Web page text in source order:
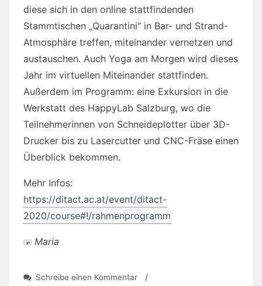
diese sich in den online stattfindenden
Stammtischen „Quarantini“ in Bar- und Strand-
Atmosphäre treffen, miteinander vernetzen und
austauschen. Auch Yoga am Morgen wird dieses
Jahr im virtuellen Miteinander stattfinden.
Außerdem im Programm: eine Exkursion in die
Werkstatt des HappyLab Salzburg, wo die
Teilnehmerinnen von Schneideplotter über 3D-
Drucker bis zu Lasercutter und CNC-Fräse einen
Überblick bekommen.
Mehr Infos:
https://ditact.ac.at/event/ditact-
2020/course#!/rahmenprogramm
Maria
Schreibe einen Kommentarzu /